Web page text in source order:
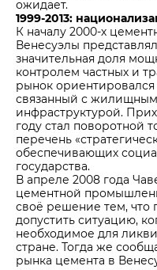
ожидает.
1999-2013:
К началу 2000-х
Венесуэлы
значительная доля
контролем частных и
рынок
связанный с жилищным
инфраструктурой.
году стал поворотной
перечень
обеспечивающих
государства.
В апреле 2008 года
цементной
своё решение тем, что
допустить ситуацию,
необходимое для
стране. Тогда же
рынка цемента в